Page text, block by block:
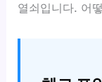
열쇠입니다. 어